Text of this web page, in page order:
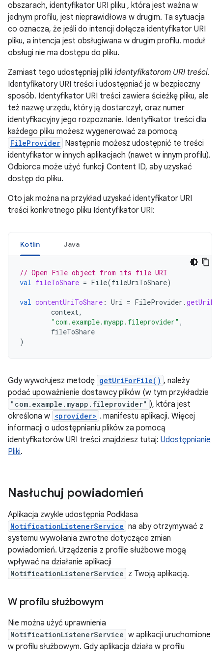
obszarach, identyfikator URI pliku , która jest ważna w
jednym profilu, jest nieprawidłowa w drugim. Ta sytuacja
co oznacza, że jeśli do intencji dołącza identyfikator URI
pliku, a intencja jest obsługiwana w drugim profilu. moduł
obsługi nie ma dostępu do pliku.
Zamiast tego udostępniaj pliki identyfikatorom URI treści.
Identyfikatory URI treści i udostępniać je w bezpieczny
sposób. Identyfikator URI treści zawiera ścieżkę pliku, ale
też nazwę urzędu, który ją dostarczył, oraz numer
identyfikacyjny jego rozpoznanie. Identyfikator treści dla
każdego pliku możesz wygenerować za pomocą
FileProvider Następnie możesz udostępnić te treści
identyfikator w innych aplikacjach (nawet w innym profilu).
Odbiorca może użyć funkcji Content ID, aby uzyskać
dostęp do pliku.
Oto jak można na przykład uzyskać identyfikator URI
treści konkretnego pliku Identyfikator URI:
Kotlin Java
// Open File object from its file URI
val fileToShare = File(fileUriToShare)
val contentUriToShare : Uri = FileProvider .
context,
"com.example.myapp.fileprovider" ,
fileToShare
)
Gdy wywołujesz metodę getUriForFile() , należy
podać upoważnienie dostawcy plików (w tym przykładzie
"com.example.myapp.fileprovider" ), która jest
określona w <provider> . manifestu aplikacji. Więcej
informacji o udostępnianiu plików za pomocą
identyfikatorów URI treści znajdziesz tutaj: Udostępnianie
Pliki.
Nasłuchuj powiadomień
Aplikacja zwykle udostępnia Podklasa
NotificationListenerService na aby otrzymywać z
systemu wywołania zwrotne dotyczące zmian
powiadomień. Urządzenia z profile służbowe mogą
wpływać na działanie aplikacji
NotificationListenerService z Twoją aplikacją.
W profilu służbowym
Nie można użyć uprawnienia
NotificationListenerService w aplikacji uruchomione
w profilu służbowym. Gdy aplikacja działa w profilu